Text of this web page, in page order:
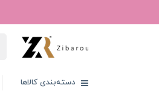
دسته‌بندی کالاها